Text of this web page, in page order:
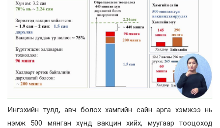
Ингэхийн тулд, авч болох хамгийн сайн арга хэмжээ нь
нэмж 500 мянган хүнд вакцин хийх, муугаар тооцоход